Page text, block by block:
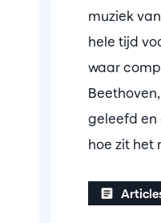
muziek
hele tijd
waar
geleefd en
hoe zit het